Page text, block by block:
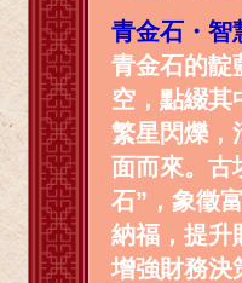
青金石・智
青金石的靛
空，點綴其
繁星閃爍，
面而來。古
石”，象徵
納福，提升
增強財務決